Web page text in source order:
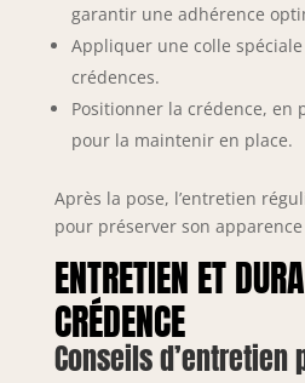
garantir une adhérence
Appliquer une colle
crédences.
Positionner la crédence, en
pour la maintenir en place.
Après la pose, l’entretien
pour préserver son
ENTRETIEN ET
CRÉDENCE
Conseils d’entretien